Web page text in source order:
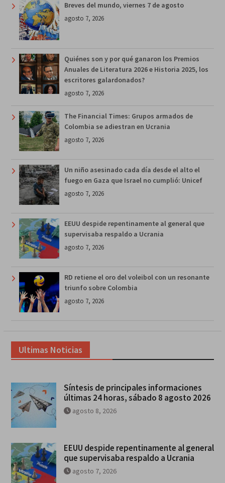
Breves del mundo, viernes 7 de agosto
agosto 7, 2026
Quiénes son y por qué ganaron los Premios
Anuales de Literatura 2026 e Historia 2025, los
escritores galardonados?
agosto 7, 2026
The Financial Times: Grupos armados de
Colombia se adiestran en Ucrania
agosto 7, 2026
Un niño asesinado cada día desde el alto el
fuego en Gaza que Israel no cumplió: Unicef
agosto 7, 2026
EEUU despide repentinamente al general que
supervisaba respaldo a Ucrania
agosto 7, 2026
RD retiene el oro del voleibol con un resonante
triunfo sobre Colombia
agosto 7, 2026
Ultimas Noticias
Síntesis de principales informaciones
últimas 24 horas, sábado 8 agosto 2026
agosto 8, 2026
EEUU despide repentinamente al general
que supervisaba respaldo a Ucrania
agosto 7, 2026